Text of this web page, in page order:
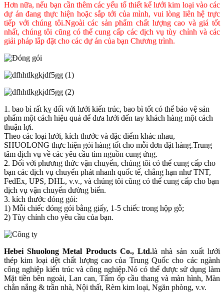
Hơn nữa, nếu bạn cần thêm các yếu tố thiết kế lưới kim loại vào các
dự án đang thực hiện hoặc sắp tới của mình, vui lòng liên hệ trực
tiếp với chúng tôi.Ngoài các sản phẩm chất lượng cao và giá tốt
nhất, chúng tôi cũng có thể cung cấp các dịch vụ tùy chỉnh và các
giải pháp lắp đặt cho các dự án của bạn Chương trình.
1. bao bì rất kỵ đối với lưới kiến ​​trúc, bao bì tốt có thể bảo vệ sản
phẩm một cách hiệu quả để đưa lưới đến tay khách hàng một cách
thuận lợi.
Theo các loại lưới, kích thước và đặc điểm khác nhau,
SHUOLONG thực hiện gói hàng tốt cho mỗi đơn đặt hàng.Trung
tâm dịch vụ về các yêu cầu tìm nguồn cung ứng.
2. Đối với phương thức vận chuyển, chúng tôi có thể cung cấp cho
bạn các dịch vụ chuyển phát nhanh quốc tế, chẳng hạn như TNT,
FedEx, UPS, DHL, v.v., và chúng tôi cũng có thể cung cấp cho bạn
dịch vụ vận chuyển đường biển.
3. kích thước đóng gói:
1) Mỗi ​​chiếc đóng gói bằng giấy, 1-5 chiếc trong hộp gỗ;
2) Tùy chỉnh cho yêu cầu của bạn.
Hebei Shuolong Metal Products Co., Ltd.là nhà sản xuất lưới
thép kim loại dệt chất lượng cao của Trung Quốc cho các ngành
công nghiệp kiến ​​trúc và công nghiệp.Nó có thể được sử dụng làm
Mặt tiền bên ngoài, Lan can, Tấm ốp cầu thang và màn hình, Màn
chắn nắng & trần nhà, Nội thất, Rèm kim loại, Ngăn phòng, v.v.